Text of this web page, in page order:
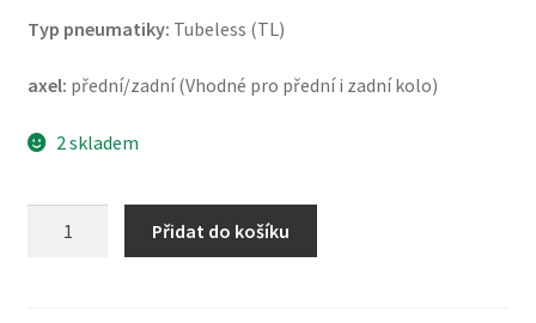
Typ pneumatiky: Tubeless (TL)
axel: přední/zadní (Vhodné pro přední i zadní kolo)
2 skladem
Přidat do košíku